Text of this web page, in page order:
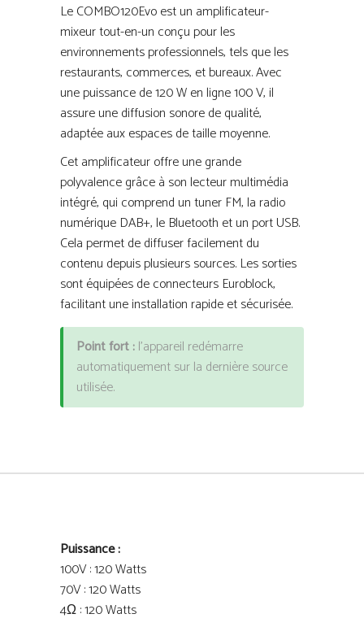
Le COMBO120Evo est un amplificateur-
mixeur tout-en-un conçu pour les
environnements professionnels, tels que les
restaurants, commerces, et bureaux. Avec
une puissance de 120 W en ligne 100 V, il
assure une diffusion sonore de qualité,
adaptée aux espaces de taille moyenne.
Cet amplificateur offre une grande
polyvalence grâce à son lecteur multimédia
intégré, qui comprend un tuner FM, la radio
numérique DAB+, le Bluetooth et un port USB.
Cela permet de diffuser facilement du
contenu depuis plusieurs sources. Les sorties
sont équipées de connecteurs Euroblock,
facilitant une installation rapide et sécurisée.
Point fort :l’appareil redémarre
automatiquement sur la dernière source
utilisée.
Puissance :
100V : 120 Watts
70V : 120 Watts
4Ω : 120 Watts